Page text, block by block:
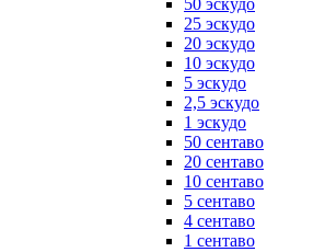
50 эскудо
25 эскудо
20 эскудо
10 эскудо
5 эскудо
2,5 эскудо
1 эскудо
50 сентаво
20 сентаво
10 сентаво
5 сентаво
4 сентаво
1 сентаво